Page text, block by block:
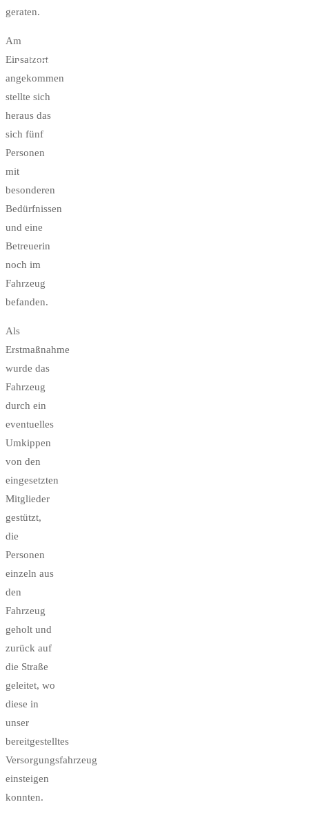
Kontakt
geraten.
Am
Einsatzort
angekommen
stellte sich
heraus das
sich fünf
Personen
mit
besonderen
Bedürfnissen
und eine
Betreuerin
noch im
Fahrzeug
befanden.
Als
Erstmaßnahme
wurde das
Fahrzeug
durch ein
eventuelles
Umkippen
von den
eingesetzten
Mitglieder
gestützt,
die
Personen
einzeln aus
den
Fahrzeug
geholt und
zurück auf
die Straße
geleitet, wo
diese in
unser
bereitgestelltes
Versorgungsfahrzeug
einsteigen
konnten.